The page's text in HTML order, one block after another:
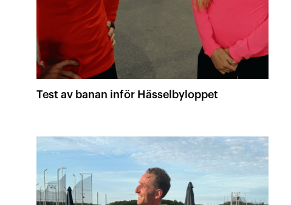
Test av banan inför Hässelbyloppet